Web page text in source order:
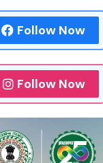
Follow Now
Follow Now